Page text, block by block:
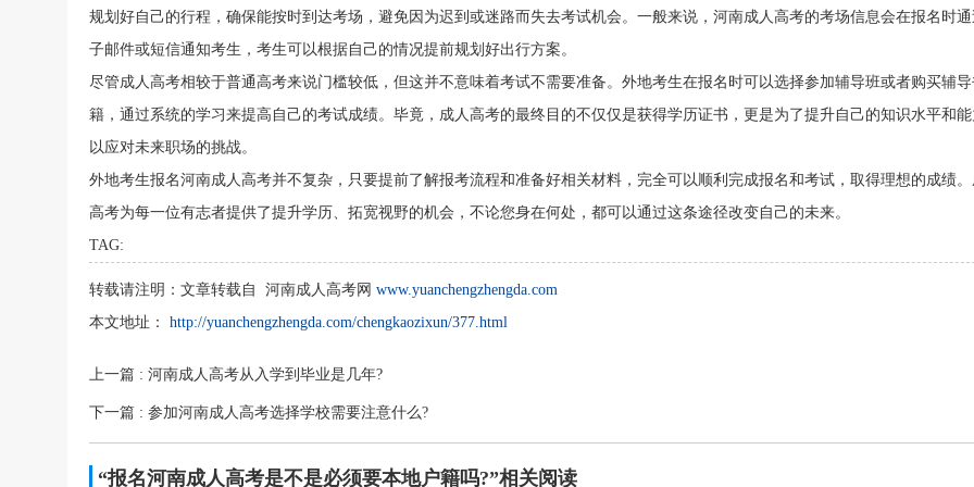
规划好自己的行程，确保能按时到达考场，避免因为迟到或迷路而失去考试机会。一般来说，河南成人高考的考场信息会在报名时
子邮件或短信通知考生，考生可以根据自己的情况提前规划好出行方案。
尽管成人高考相较于普通高考来说门槛较低，但这并不意味着考试不需要准备。外地考生在报名时可以选择参加辅导班或者购买辅导
籍，通过系统的学习来提高自己的考试成绩。毕竟，成人高考的最终目的不仅仅是获得学历证书，更是为了提升自己的知识水平和能
以应对未来职场的挑战。
外地考生报名河南成人高考并不复杂，只要提前了解报考流程和准备好相关材料，完全可以顺利完成报名和考试，取得理想的成绩。
高考为每一位有志者提供了提升学历、拓宽视野的机会，不论您身在何处，都可以通过这条途径改变自己的未来。
TAG:
转载请注明： 文章转载自 河南成人高考网 www.yuanchengzhengda.com
本文地址：
http://yuanchengzhengda.com/chengkaozixun/377.html
上一篇 : 河南成人高考从入学到毕业是几年?
下一篇 : 参加河南成人高考选择学校需要注意什么?
“报名河南成人高考是不是必须要本地户籍吗?”相关阅读